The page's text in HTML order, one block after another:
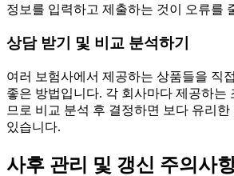
정보를 입력하고 제출하는 것이 오류를
상담 받기 및 비교 분석하기
여러 보험사에서 제공하는 상품들을 직
좋은 방법입니다. 각 회사마다 제공하는
므로 비교 분석 후 결정하면 보다 유리
있습니다.
사후 관리 및 갱신 주의사